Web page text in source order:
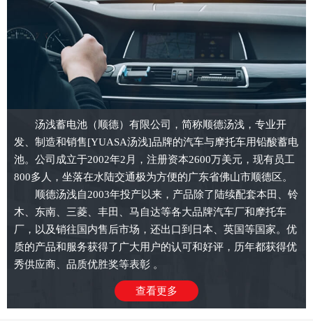
汤浅蓄电池（顺德）有限公司，简称顺德汤浅，专业开
发、制造和销售[YUASA汤浅]品牌的汽车与摩托车用铅酸蓄电
池。公司成立于2002年2月，注册资本2600万美元，现有员工
800多人，坐落在水陆交通极为方便的广东省佛山市顺德区。
顺德汤浅自2003年投产以来，产品除了陆续配套本田、铃
木、东南、三菱、丰田、马自达等各大品牌汽车厂和摩托车
厂，以及销往国内售后市场，还出口到日本、英国等国家。优
质的产品和服务获得了广大用户的认可和好评，历年都获得优
秀供应商、品质优胜奖等表彰 。
查看更多